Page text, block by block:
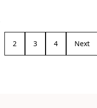
2 3 4 Next